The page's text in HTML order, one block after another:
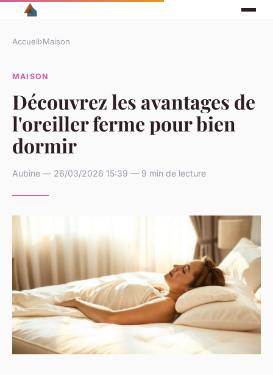
Accueil›Maison
MAISON
Découvrez les avantages de
l'oreiller ferme pour bien
dormir
Aubine — 26/03/2026 15:39 — 9 min de lecture